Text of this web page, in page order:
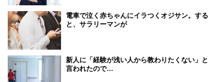
電車で泣く赤ちゃんにイラつくオジサン。する
と、サラリーマンが
新人に「経験が浅い人から教わりたくない」と
言われたので…